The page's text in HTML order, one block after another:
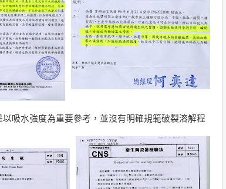
吸水強度為重要參考，並沒有明確規範破裂溶解程